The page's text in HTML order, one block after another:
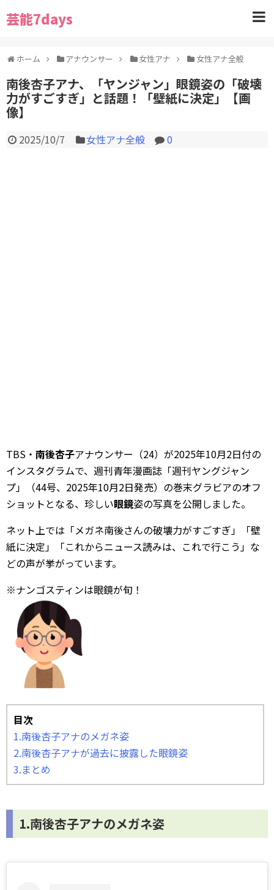
芸能7days
ホーム アナウンサー 女性アナ 女性アナ全般
南後杏子アナ、「ヤンジャン」眼鏡姿の「破壊
力がすごすぎ」と話題！「壁紙に決定」【画
像】
2025/10/7 女性アナ全般 0
TBS・ 南後杏子アナウンサー（24）が2025年10月2日付の
インスタグラムで、週刊青年漫画誌「週刊ヤングジャン
プ」（44号、2025年10月2日発売）の巻末グラビアのオフ
ショットとなる、珍しい眼鏡姿の写真を公開しました。
ネット上では「メガネ南後さんの破壊力がすごすぎ」「壁
紙に決定」「これからニュース読みは、これで行こう」な
どの声が挙がっています。
※ナンゴスティンは眼鏡が旬！
目次
1.南後杏子アナのメガネ姿
2.南後杏子アナが過去に披露した眼鏡姿
3.まとめ
1.南後杏子アナのメガネ姿